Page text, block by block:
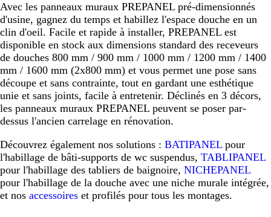
Avec les panneaux muraux PREPANEL pré-dimensionnés
d'usine, gagnez du temps et habillez l'espace douche en un
clin d'oeil. Facile et rapide à installer, PREPANEL est
disponible en stock aux dimensions standard des receveurs
de douches 800 mm / 900 mm / 1000 mm / 1200 mm / 1400
mm / 1600 mm (2x800 mm) et vous permet une pose sans
découpe et sans contrainte, tout en gardant une esthétique
unie et sans joints, facile à entretenir. Déclinés en 3 décors,
les panneaux muraux PREPANEL peuvent se poser par-
dessus l'ancien carrelage en rénovation.
Découvrez également nos solutions : BATIPANEL pour
l'habillage de bâti-supports de wc suspendus, TABLIPANEL
pour l'habillage des tabliers de baignoire, NICHEPANEL
pour l'habillage de la douche avec une niche murale intégrée,
et nos accessoires et profilés pour tous les montages.